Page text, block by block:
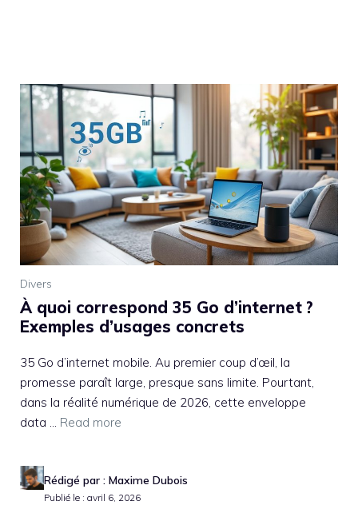
Divers
À quoi correspond 35 Go d’internet ?
Exemples d’usages concrets
35 Go d’internet mobile. Au premier coup d’œil, la
promesse paraît large, presque sans limite. Pourtant,
dans la réalité numérique de 2026, cette enveloppe
data ... Read more
Rédigé par : Maxime Dubois
Publié le : avril 6, 2026